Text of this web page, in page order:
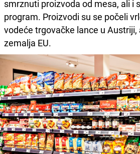
smrznuti proizvoda od mesa, ali i
program. Proizvodi su se počeli
vodeće trgovačke lance u Austriji,
zemalja EU.